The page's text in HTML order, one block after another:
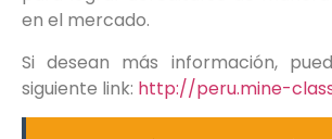
en el mercado.
Si desean más información,
siguiente link: http://peru.mine-